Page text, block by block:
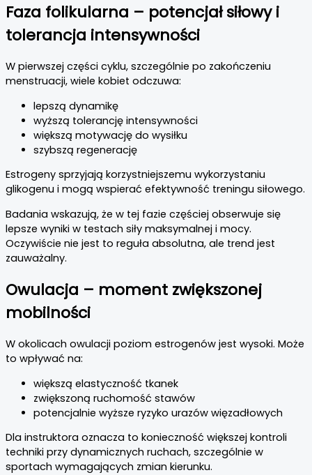
Faza folikularna – potencjał siłowy i
tolerancja intensywności
W pierwszej części cyklu, szczególnie po zakończeniu
menstruacji, wiele kobiet odczuwa:
lepszą dynamikę
wyższą tolerancję intensywności
większą motywację do wysiłku
szybszą regenerację
Estrogeny sprzyjają korzystniejszemu wykorzystaniu
glikogenu i mogą wspierać efektywność treningu siłowego.
Badania wskazują, że w tej fazie częściej obserwuje się
lepsze wyniki w testach siły maksymalnej i mocy.
Oczywiście nie jest to reguła absolutna, ale trend jest
zauważalny.
Owulacja – moment zwiększonej
mobilności
W okolicach owulacji poziom estrogenów jest wysoki. Może
to wpływać na:
większą elastyczność tkanek
zwiększoną ruchomość stawów
potencjalnie wyższe ryzyko urazów więzadłowych
Dla instruktora oznacza to konieczność większej kontroli
techniki przy dynamicznych ruchach, szczególnie w
sportach wymagających zmian kierunku.